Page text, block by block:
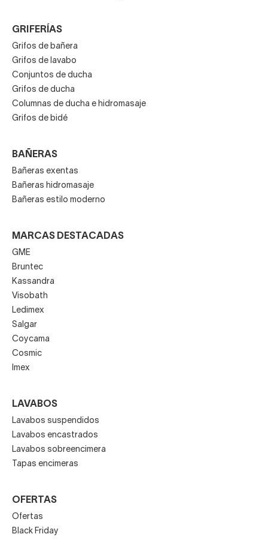
GRIFERÍAS
Grifos de bañera
Grifos de lavabo
Conjuntos de ducha
Grifos de ducha
Columnas de ducha e hidromasaje
Grifos de bidé
BAÑERAS
Bañeras exentas
Bañeras hidromasaje
Bañeras estilo moderno
MARCAS DESTACADAS
GME
Bruntec
Kassandra
Visobath
Ledimex
Salgar
Coycama
Cosmic
Imex
LAVABOS
Lavabos suspendidos
Lavabos encastrados
Lavabos sobreencimera
Tapas encimeras
OFERTAS
Ofertas
Black Friday